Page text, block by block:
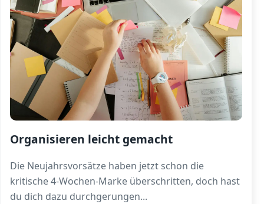
Organisieren leicht gemacht
Die Neujahrsvorsätze haben jetzt schon die
kritische 4-Wochen-Marke überschritten, doch hast
du dich dazu durchgerungen...